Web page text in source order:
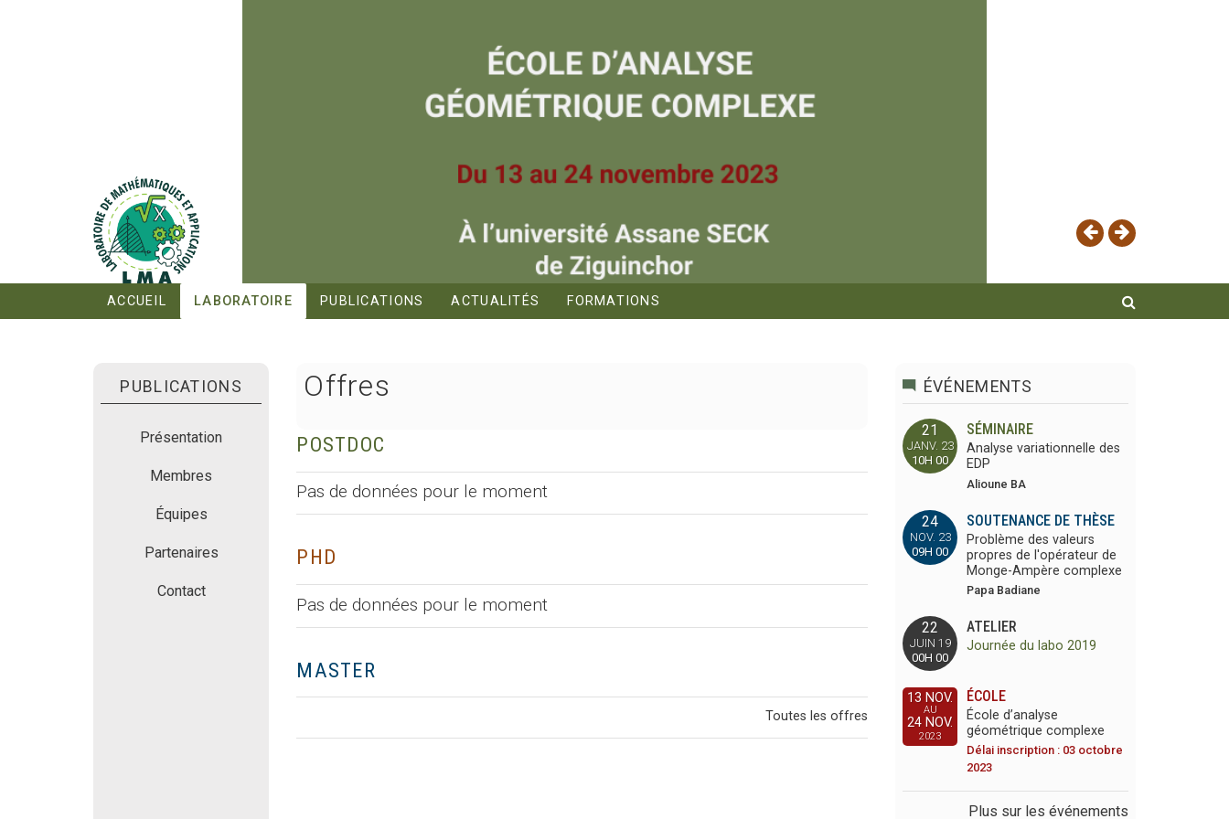
ACCUEIL LABORATOIRE PUBLICATIONS ACTUALITÉS FORMATIONS
PUBLICATIONS
Présentation
Membres
Équipes
Partenaires
Contact
Offres
POSTDOC
Pas de données pour le moment
PHD
Pas de données pour le moment
MASTER
Toutes les offres
ÉVÉNEMENTS
21
JANV. 23
10H 00
SÉMINAIRE
Analyse variationnelle des
EDP
Alioune BA
24
NOV. 23
09H 00
SOUTENANCE DE THÈSE
Problème des valeurs
propres de l'opérateur de
Monge-Ampère complexe
Papa Badiane
22
JUIN 19
00H 00
ATELIER
Journée du labo 2019
13 NOV.
AU
24 NOV.
2023
ÉCOLE
École d’analyse
géométrique complexe
Délai inscription : 03 octobre
2023
Plus sur les événements